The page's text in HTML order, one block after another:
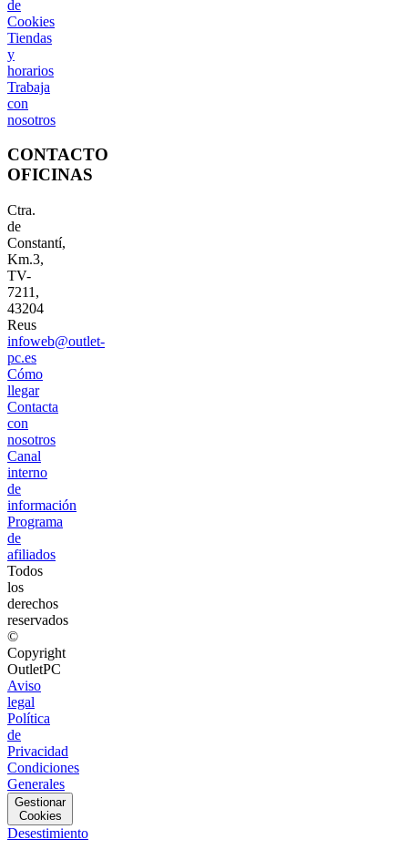
de
Cookies
Tiendas
y
horarios
Trabaja
con
nosotros
CONTACTO
OFICINAS
Ctra.
de
Constantí,
Km.3,
TV-
7211,
43204
Reus
infoweb@outlet-
pc.es
Cómo
llegar
Contacta
con
nosotros
Canal
interno
de
información
Programa
de
afiliados
Todos
los
derechos
reservados
©
Copyright
OutletPC
Aviso
legal
Política
de
Privacidad
Condiciones
Generales
Gestionar
Cookies
Desestimiento